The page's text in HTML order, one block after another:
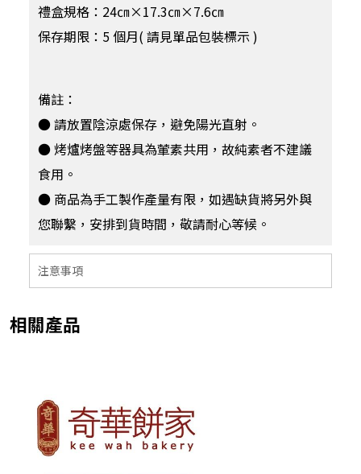
禮盒規格：24㎝×17.3㎝×7.6㎝
保存期限：5 個月( 請見單品包裝標示 )
備註：
● 請放置陰涼處保存，避免陽光直射。
● 烤爐烤盤等器具為葷素共用，故純素者不建議
食用。
● 商品為手工製作產量有限，如遇缺貨將另外與
您聯繫，安排到貨時間，敬請耐心等候。
注意事項
相關產品